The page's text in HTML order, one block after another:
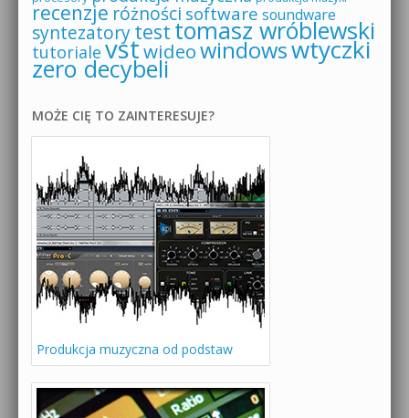
recenzje różności software soundware
syntezatorytesttomasz wróblewski
tutoriale vstwideowindowswtyczki
zero decybeli
MOŻE CIĘ TO ZAINTERESUJE?
Produkcja muzyczna od podstaw